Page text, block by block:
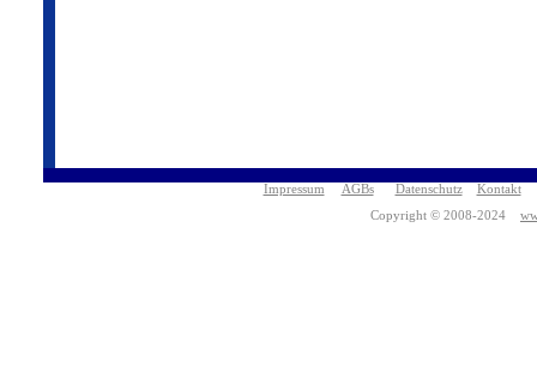
Impressum AGBs Datenschutz
Kontakt
Copyright © 2008-2024